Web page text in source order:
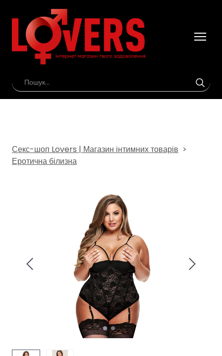
Секс-шоп Lovers | Магазин інтимних товарів
Еротична білизна